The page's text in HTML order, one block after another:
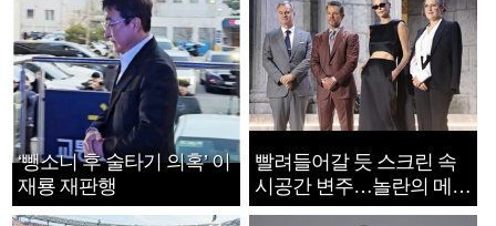
‘뺑소니 후 술타기 의혹’ 이
재룡 재판행
빨려들어갈 듯 스크린 속
시공간 변주…놀란의 메시
지는 ‘전쟁 속죄’